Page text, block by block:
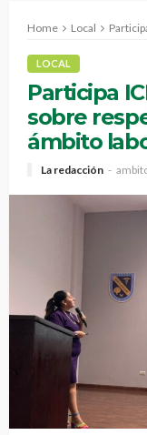
Home Local Participa
LOCAL
Participa
sobre
ámbito
La redacción